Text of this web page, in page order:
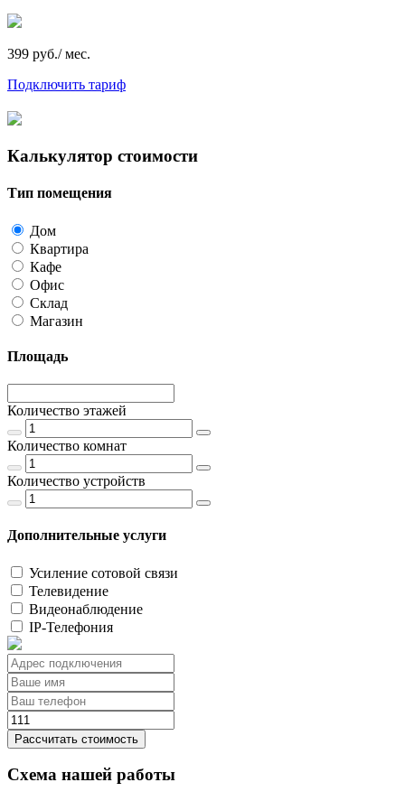
399 руб./ мес.
Подключить тариф
Калькулятор стоимости
Тип помещения
Дом
Квартира
Кафе
Офис
Склад
Магазин
Площадь
Количество этажей
Количество комнат
Количество устройств
Дополнительные услуги
Усиление сотовой связи
Телевидение
Видеонаблюдение
IP-Телефония
Рассчитать стоимость
Схема нашей работы